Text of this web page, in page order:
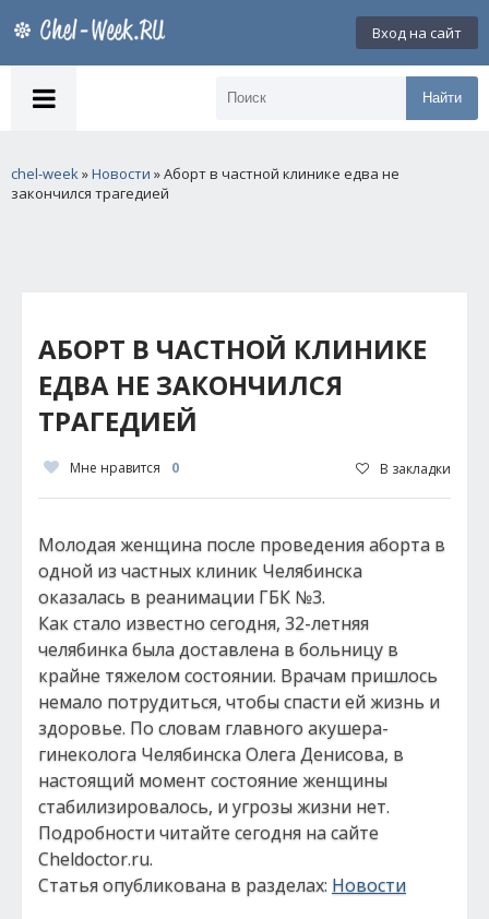
Вход на сайт
Найти
chel-week»Новости » Аборт в частной клинике едва не
закончился трагедией
АБОРТ В ЧАСТНОЙ КЛИНИКЕ
ЕДВА НЕ ЗАКОНЧИЛСЯ
ТРАГЕДИЕЙ
Мне нравится 0 В закладки
Молодая женщина после проведения аборта в
одной из частных клиник Челябинска
оказалась в реанимации ГБК №3.
Как стало известно сегодня, 32-летняя
челябинка была доставлена в больницу в
крайне тяжелом состоянии. Врачам пришлось
немало потрудиться, чтобы спасти ей жизнь и
здоровье. По словам главного акушера-
гинеколога Челябинска Олега Денисова, в
настоящий момент состояние женщины
стабилизировалось, и угрозы жизни нет.
Подробности читайте сегодня на сайте
Cheldoctor.ru.
Статья опубликована в разделах: Новости